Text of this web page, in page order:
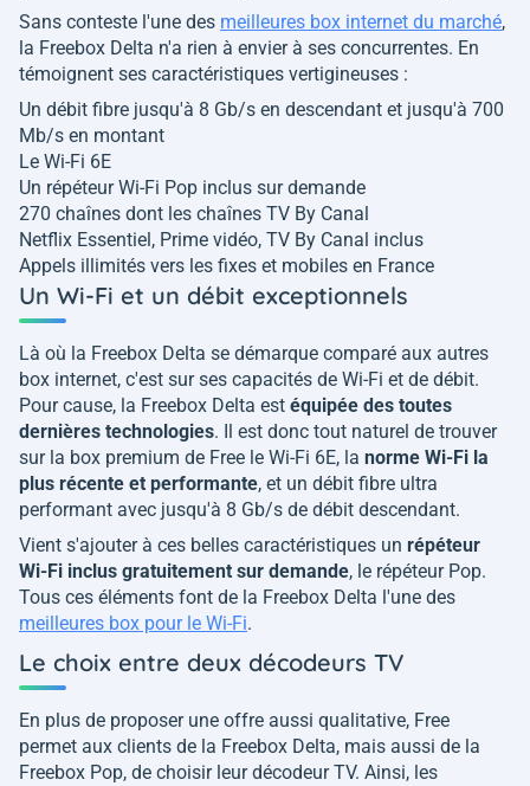
Sans conteste l'une des meilleures box internet du marché,
la Freebox Delta n'a rien à envier à ses concurrentes. En
témoignent ses caractéristiques vertigineuses :
Un débit fibre jusqu'à 8 Gb/s en descendant et jusqu'à 700
Mb/s en montant
Le Wi-Fi 6E
Un répéteur Wi-Fi Pop inclus sur demande
270 chaînes dont les chaînes TV By Canal
Netflix Essentiel, Prime vidéo, TV By Canal inclus
Appels illimités vers les fixes et mobiles en France
Un Wi-Fi et un débit exceptionnels
Là où la Freebox Delta se démarque comparé aux autres
box internet, c'est sur ses capacités de Wi-Fi et de débit.
Pour cause, la Freebox Delta est équipée des toutes
dernières technologies. Il est donc tout naturel de trouver
sur la box premium de Free le Wi-Fi 6E, la norme Wi-Fi la
plus récente et performante, et un débit fibre ultra
performant avec jusqu'à 8 Gb/s de débit descendant.
Vient s'ajouter à ces belles caractéristiques un répéteur
Wi-Fi inclus gratuitement sur demande, le répéteur Pop.
Tous ces éléments font de la Freebox Delta l'une des
meilleures box pour le Wi-Fi.
Le choix entre deux décodeurs TV
En plus de proposer une offre aussi qualitative, Free
permet aux clients de la Freebox Delta, mais aussi de la
Freebox Pop, de choisir leur décodeur TV. Ainsi, les